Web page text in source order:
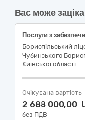
Вас може
Бориспільський
Чубинського
Київської області
Очікувана вартість
2 688 000,00
без ПДВ